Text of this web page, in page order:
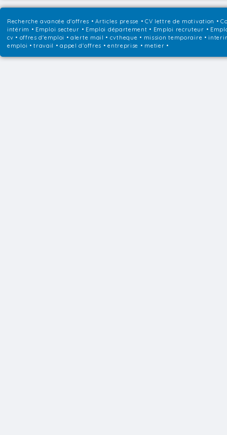
Recherche avancée d'offres •Articles presse • CV lettre de motivation •
intérim • Emploi secteur • Emploi département • Emploi recruteur •
cv • offres d'emploi • alerte mail • cvtheque • mission temporaire •
emploi • travail • appel d'offres • entreprise • metier •